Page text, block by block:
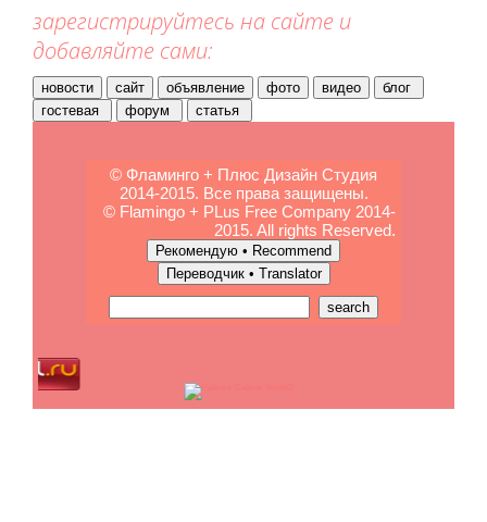
зарегистрируйтесь на сайте и
добавляйте сами:
© Фламинго + Плюс Дизайн Студия
2014-2015. Все права защищены.
© Flamingo + PLus Free Company 2014-
2015. All rights Reserved.